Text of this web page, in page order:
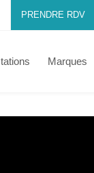
PRENDRE RDV
Marques